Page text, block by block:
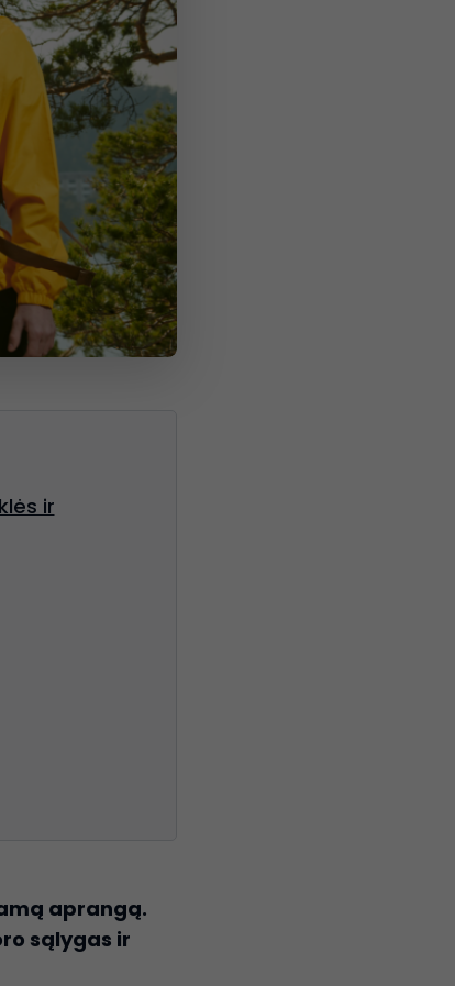
ir
aprangą.
sąlygas ir